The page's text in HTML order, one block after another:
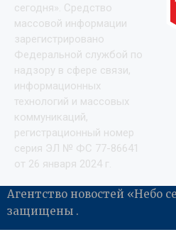
сегодня». Средство
массовой информации
зарегистрировано
Федеральной службой по
надзору в сфере связи,
информационных
технологий и массовых
коммуникаций,
регистрационный номер
серия ЭЛ № ФС 77-86641
от 26 января 2024 г.
Агентство новостей «Небо
защищены .